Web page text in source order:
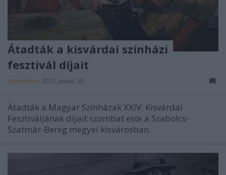
Átadták a kisvárdai színházi
fesztivál díjait
szinhazhu • 2012. június 30.
Átadták a Magyar Színházak XXIV. Kisvárdai
Fesztiváljának díjait szombat este a Szabolcs-
Szatmár-Bereg megyei kisvárosban.